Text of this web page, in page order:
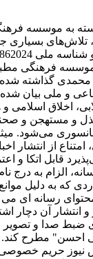
به موسسه
بسیاری
فرهنگی
محمدی گذاشته
و ملی بیان شده
اخلاق
و مستهجن
می‌شود.
امتناع از
قابل اتکا
الزام به درج
که به دلیل
رسانه ای می
انتشار آن دچار
صدا و تصویر و
احسن" مطرح کند.
حریم خصوصی